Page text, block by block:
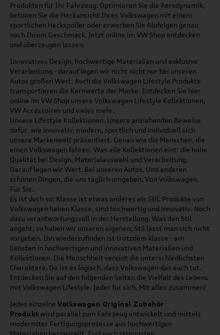
Produkten für Ihr Fahrzeug. Optimieren Sie die Aerodynamik,
betonen Sie die Heckansicht Ihres Volkswagen mit einem
sportlichen Heckspoiler oder erwerben Sie Alufelgen genau
nach Ihrem Geschmack. Jetzt online im VW Shop entdecken
und überzeugen lassen.
Innovatives Design, hochwertige Materialien und exklusive
Verarbeitung - darauf legen wir nicht nicht nur bei unseren
Autos großen Wert. Auch die Volkswagen Lifestyle Produkte
transportieren die Kernwerte der Marke. Entdecken Sie hier
online im VW Shop unsere Volkswagen Lifestyle Kollektionen,
VW Accessoires und vieles mehr.
Unsere Lifestyle Kollektionen. Unsere anziehenden Beweise
dafür, wie innovativ, modern, sportlich und individuell sich
unsere Markenwelt präsentiert. Genau wie die Menschen, die
einen Volkswagen fahren. Was alle Kollektionen eint: die hohe
Qualität bei Design, Materialauswahl und Verarbeitung.
Darauf legen wir Wert. Bei unseren Autos. Und anderen
schönen Dingen, die uns täglich umgeben. Von Volkswagen.
Für Sie.
Es ist doch so: Klasse ist etwas anderes als Stil. Produkte von
Volkswagen haben Klasse, sind hochwertig und innovativ. Noch
dazu verantwortungsvoll in der Herstellung. Was den Stil
angeht, so haben wir unseren eigenen; Stil lässt man sich nicht
vorgeben. Ihn wiederzufinden ist trotzdem klasse - am
liebsten in hochwertigen und innovativen Materialien und
Kollektionen. Die Menschheit vereint die unterschiedlichsten
Charaktere. Da ist es logisch, dass Volkswagen das auch tut.
Entdecken Sie auf den folgenden Seiten die Vielfalt des Lebens
mit Volkswagen Lifestyle. Jeder für sich. Mit allen zusammen!
Jedes einzelne Volkswagen Original Zubehör
Produkt wird parallel zum Fahrzeug entwickelt und mittels
modernster Fertigungsprozesse aus hochwertigen
Materialien hergestellt. Erst nach strengsten